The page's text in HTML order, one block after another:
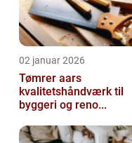
02 januar 2026
Tømrer aars
kvalitetshåndværk til
byggeri og reno...